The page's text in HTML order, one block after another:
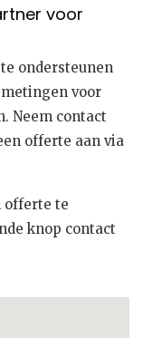
voor
ondersteunen
voor
Neem contact
offerte aan via
offerte te
knop contact